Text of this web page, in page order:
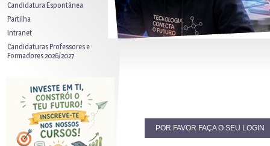
Candidatura Espontânea
Partilha
Intranet
Candidaturas Professores e
Formadores 2026/2027
POR FAVOR FAÇA O SEU LOGIN